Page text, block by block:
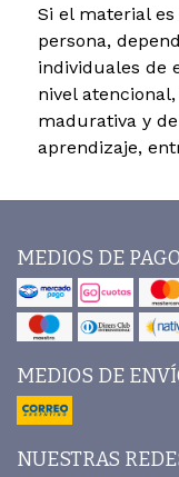
Si el material
persona,
individuales de
nivel
madurativa y
aprendizaje,
MEDIOS DE PAGO
MEDIOS DE
NUESTRAS